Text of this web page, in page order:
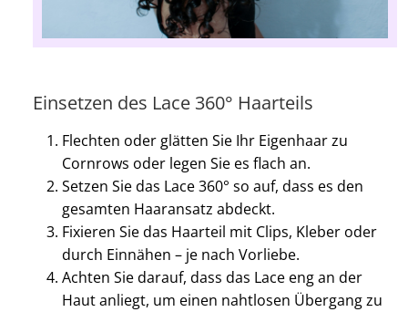
Einsetzen des Lace 360° Haarteils
Flechten oder glätten Sie Ihr Eigenhaar zu
Cornrows oder legen Sie es flach an.
Setzen Sie das Lace 360° so auf, dass es den
gesamten Haaransatz abdeckt.
Fixieren Sie das Haarteil mit Clips, Kleber oder
durch Einnähen – je nach Vorliebe.
Achten Sie darauf, dass das Lace eng an der
Haut anliegt, um einen nahtlosen Übergang zu